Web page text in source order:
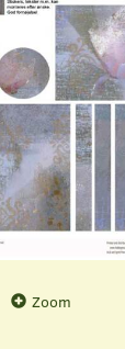
Zoom